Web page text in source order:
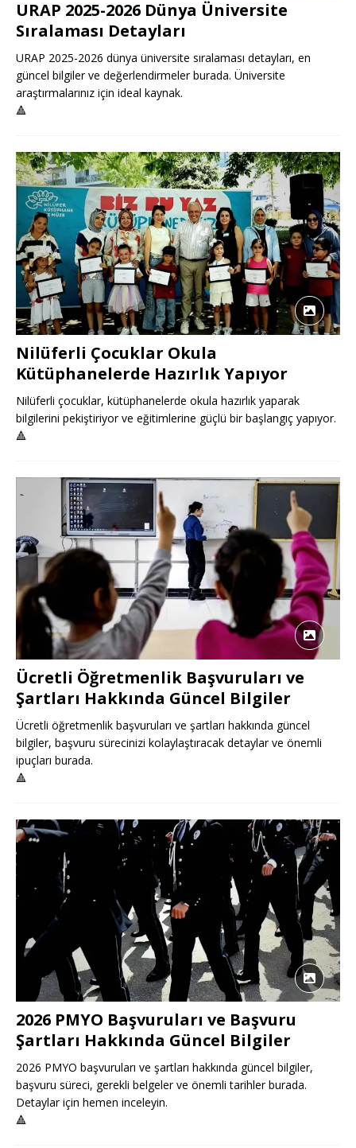
URAP 2025-2026 Dünya Üniversite
Sıralaması Detayları
URAP 2025-2026 dünya üniversite sıralaması detayları, en
güncel bilgiler ve değerlendirmeler burada. Üniversite
araştırmalarınız için ideal kaynak.
🔺
Nilüferli Çocuklar Okula
Kütüphanelerde Hazırlık Yapıyor
Nilüferli çocuklar, kütüphanelerde okula hazırlık yaparak
bilgilerini pekiştiriyor ve eğitimlerine güçlü bir başlangıç yapıyor.
🔺
Ücretli Öğretmenlik Başvuruları ve
Şartları Hakkında Güncel Bilgiler
Ücretli öğretmenlik başvuruları ve şartları hakkında güncel
bilgiler, başvuru sürecinizi kolaylaştıracak detaylar ve önemli
ipuçları burada.
🔺
2026 PMYO Başvuruları ve Başvuru
Şartları Hakkında Güncel Bilgiler
2026 PMYO başvuruları ve şartları hakkında güncel bilgiler,
başvuru süreci, gerekli belgeler ve önemli tarihler burada.
Detaylar için hemen inceleyin.
🔺